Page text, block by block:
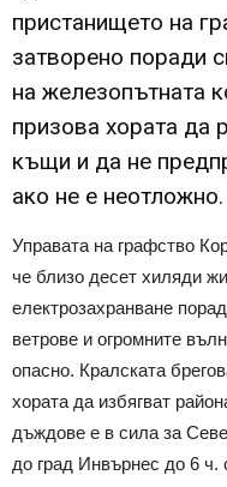
пристанището на
затворено поради
на железопътната
призова хората да
къщи и да не
ако не е неотложно.
Управата на графство
че близо десет хиляди
електрозахранване
ветрове и огромните
опасно. Кралската
хората да избягват
дъждове е в сила за
до град Инвърнес до 6 ч.